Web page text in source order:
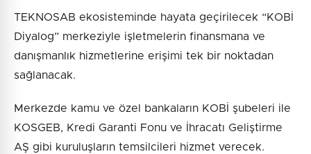
TEKNOSAB ekosisteminde hayata geçirilecek “KOBİ
Diyalog” merkeziyle işletmelerin finansmana ve
danışmanlık hizmetlerine erişimi tek bir noktadan
sağlanacak.
Merkezde kamu ve özel bankaların KOBİ şubeleri ile
KOSGEB, Kredi Garanti Fonu ve İhracatı Geliştirme
AŞ gibi kuruluşların temsilcileri hizmet verecek.